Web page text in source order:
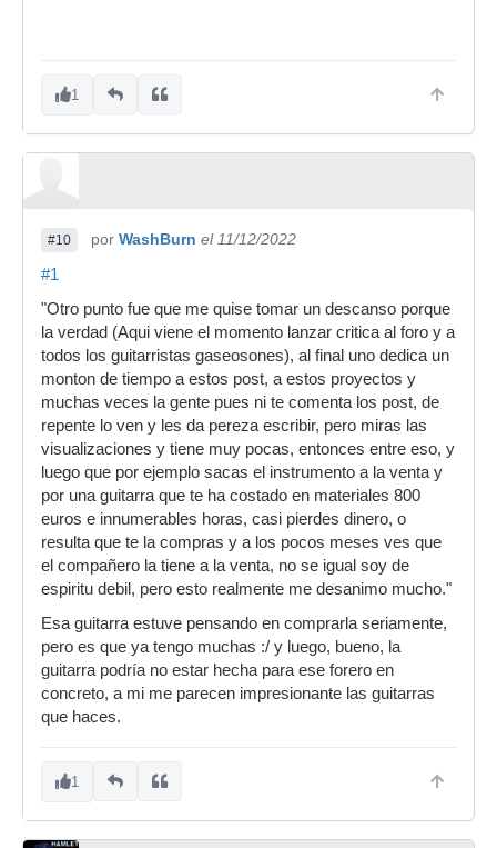
1
#10 por WashBurn el 11/12/2022
#1
"Otro punto fue que me quise tomar un descanso porque
la verdad (Aqui viene el momento lanzar critica al foro y a
todos los guitarristas gaseosones), al final uno dedica un
monton de tiempo a estos post, a estos proyectos y
muchas veces la gente pues ni te comenta los post, de
repente lo ven y les da pereza escribir, pero miras las
visualizaciones y tiene muy pocas, entonces entre eso, y
luego que por ejemplo sacas el instrumento a la venta y
por una guitarra que te ha costado en materiales 800
euros e innumerables horas, casi pierdes dinero, o
resulta que te la compras y a los pocos meses ves que
el compañero la tiene a la venta, no se igual soy de
espiritu debil, pero esto realmente me desanimo mucho."
Esa guitarra estuve pensando en comprarla seriamente,
pero es que ya tengo muchas :/ y luego, bueno, la
guitarra podría no estar hecha para ese forero en
concreto, a mi me parecen impresionante las guitarras
que haces.
1